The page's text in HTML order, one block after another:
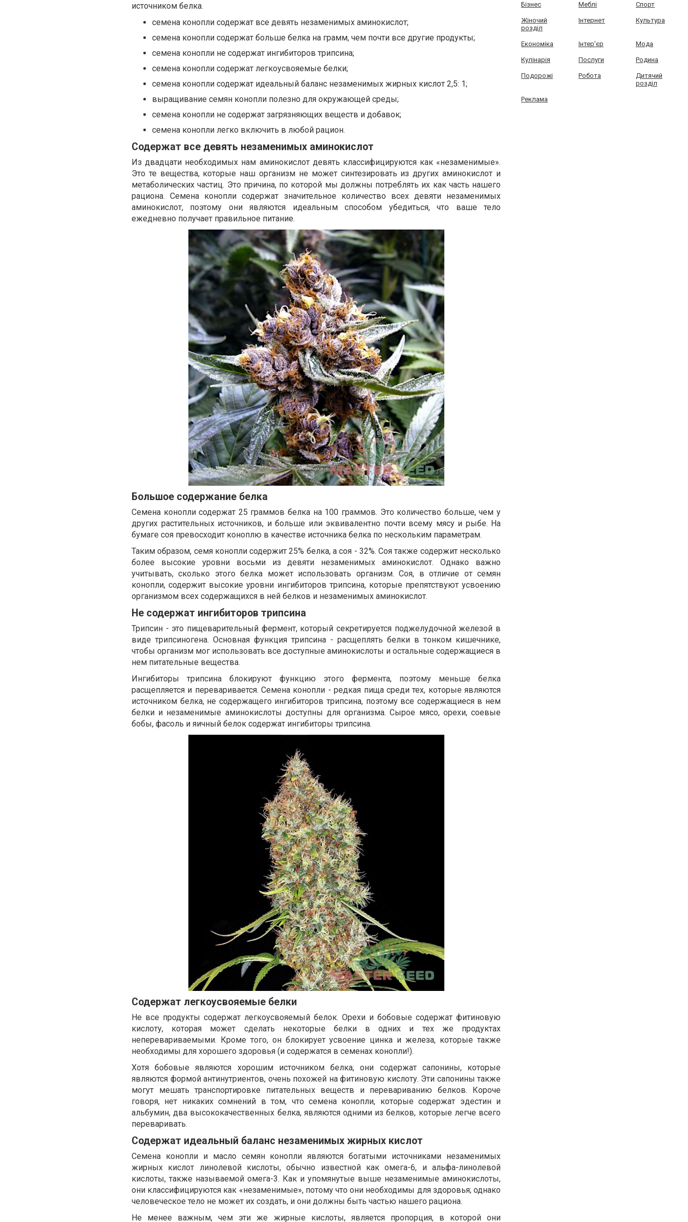
источником белка.
семена конопли содержат все девять незаменимых аминокислот;
семена конопли содержат больше белка на грамм, чем почти все другие продукты;
семена конопли не содержат ингибиторов трипсина;
семена конопли содержат легкоусвояемые белки;
семена конопли содержат идеальный баланс незаменимых жирных кислот 2,5: 1;
выращивание семян конопли полезно для окружающей среды;
семена конопли не содержат загрязняющих веществ и добавок;
семена конопли легко включить в любой рацион.
Содержат все девять незаменимых аминокислот
Из двадцати необходимых нам аминокислот девять классифицируются как «незаменимые».
Это те вещества, которые наш организм не может синтезировать из других аминокислот и
метаболических частиц. Это причина, по которой мы должны потреблять их как часть нашего
рациона. Семена конопли содержат значительное количество всех девяти незаменимых
аминокислот, поэтому они являются идеальным способом убедиться, что ваше тело
ежедневно получает правильное питание.
Большое содержание белка
Семена конопли содержат 25 граммов белка на 100 граммов. Это количество больше, чем у
других растительных источников, и больше или эквивалентно почти всему мясу и рыбе. На
бумаге соя превосходит коноплю в качестве источника белка по нескольким параметрам.
Таким образом, семя конопли содержит 25% белка, а соя - 32%. Соя также содержит несколько
более высокие уровни восьми из девяти незаменимых аминокислот. Однако важно
учитывать, сколько этого белка может использовать организм. Соя, в отличие от семян
конопли, содержит высокие уровни ингибиторов трипсина, которые препятствуют усвоению
организмом всех содержащихся в ней белков и незаменимых аминокислот.
Не содержат ингибиторов трипсина
Трипсин - это пищеварительный фермент, который секретируется поджелудочной железой в
виде трипсиногена. Основная функция трипсина - расщеплять белки в тонком кишечнике,
чтобы организм мог использовать все доступные аминокислоты и остальные содержащиеся в
нем питательные вещества.
Ингибиторы трипсина блокируют функцию этого фермента, поэтому меньше белка
расщепляется и переваривается. Семена конопли - редкая пища среди тех, которые являются
источником белка, не содержащего ингибиторов трипсина, поэтому все содержащиеся в нем
белки и незаменимые аминокислоты доступны для организма. Сырое мясо, орехи, соевые
бобы, фасоль и яичный белок содержат ингибиторы трипсина.
Содержат легкоусвояемые белки
Не все продукты содержат легкоусвояемый белок. Орехи и бобовые содержат фитиновую
кислоту, которая может сделать некоторые белки в одних и тех же продуктах
неперевариваемыми. Кроме того, он блокирует усвоение цинка и железа, которые также
необходимы для хорошего здоровья (и содержатся в семенах конопли!).
Хотя бобовые являются хорошим источником белка, они содержат сапонины, которые
являются формой антинутриентов, очень похожей на фитиновую кислоту. Эти сапонины также
могут мешать транспортировке питательных веществ и перевариванию белков. Короче
говоря, нет никаких сомнений в том, что семена конопли, которые содержат эдестин и
альбумин, два высококачественных белка, являются одними из белков, которые легче всего
переваривать.
Содержат идеальный баланс незаменимых жирных кислот
Семена конопли и масло семян конопли являются богатыми источниками незаменимых
жирных кислот линолевой кислоты, обычно известной как омега-6, и альфа-линолевой
кислоты, также называемой омега-3. Как и упомянутые выше незаменимые аминокислоты,
они классифицируются как «незаменимые», потому что они необходимы для здоровья; однако
человеческое тело не может их создать, и они должны быть частью нашего рациона.
Не менее важным, чем эти же жирные кислоты, является пропорция, в которой они
Бізнес Меблі Спорт
Жіночий
розділ
Інтернет Культура
Економіка Інтер'єр Мода
Кулінарія Послуги Родина
Подорожі Робота
Дитячий
розділ
Реклама